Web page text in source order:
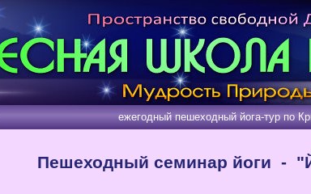
ежегодный пешеходный йога-тур по Крыму
Пешеходный семинар йоги -